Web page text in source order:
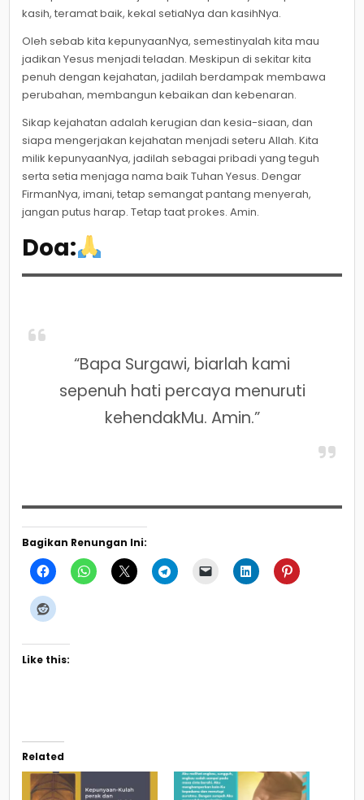
kasih, teramat baik, kekal setiaNya dan kasihNya.
Oleh sebab kita kepunyaanNya, semestinyalah kita mau
jadikan Yesus menjadi teladan. Meskipun di sekitar kita
penuh dengan kejahatan, jadilah berdampak membawa
perubahan, membangun kebaikan dan kebenaran.
Sikap kejahatan adalah kerugian dan kesia-siaan, dan
siapa mengerjakan kejahatan menjadi seteru Allah. Kita
milik kepunyaanNya, jadilah sebagai pribadi yang teguh
serta setia menjaga nama baik Tuhan Yesus. Dengar
FirmanNya, imani, tetap semangat pantang menyerah,
jangan putus harap. Tetap taat prokes. Amin.
Doa:
“Bapa Surgawi, biarlah kami
sepenuh hati percaya menuruti
kehendakMu. Amin.”
Bagikan Renungan Ini:
Like this:
Related